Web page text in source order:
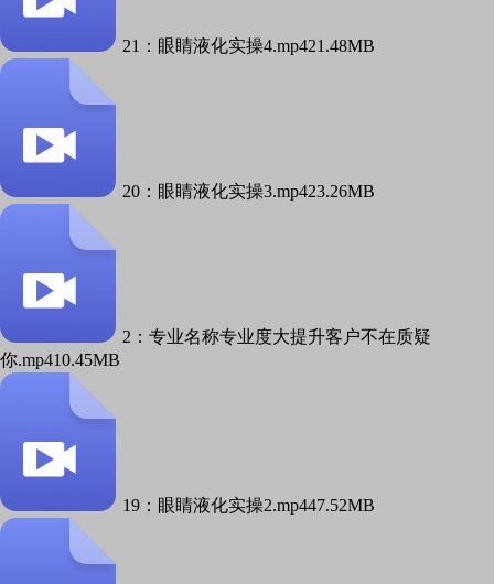
21：眼睛液化实操4.mp421.48MB
20：眼睛液化实操3.mp423.26MB
2：专业名称专业度大提升客户不在质疑
你.mp410.45MB
19：眼睛液化实操2.mp447.52MB